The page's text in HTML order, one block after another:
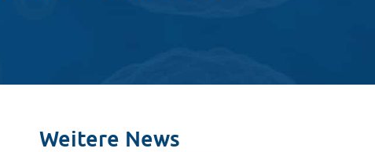
Weitere News